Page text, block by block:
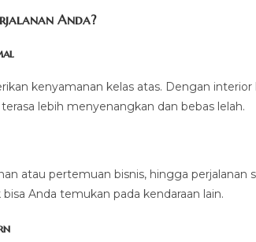
Anda?
kenyamanan kelas atas. Dengan
lebih menyenangkan dan bebas lelah.
atau pertemuan bisnis, hingga perjalanan
Anda temukan pada kendaraan lain.